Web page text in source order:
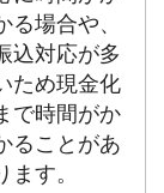
る場合や、
込対応が多
ため現金化
で時間がか
ることがあ
ます。